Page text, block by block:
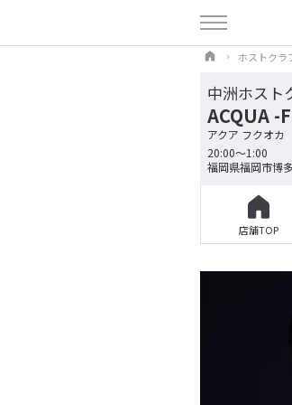
ホストクラ
中洲ホスト
ACQUA -
アクア フクオカ
20:00〜1:00
福岡県福岡市博
店舗TOP